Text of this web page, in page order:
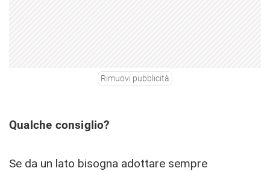
Rimuovi pubblicità
Qualche consiglio?
Se da un lato bisogna adottare sempre